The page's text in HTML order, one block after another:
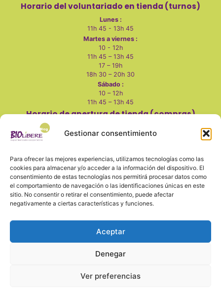
Gestionar consentimiento
Para ofrecer las mejores experiencias, utilizamos tecnologías como las
cookies para almacenar y/o acceder a la información del dispositivo. El
consentimiento de estas tecnologías nos permitirá procesar datos como
el comportamiento de navegación o las identificaciones únicas en este
sitio. No consentir o retirar el consentimiento, puede afectar
negativamente a ciertas características y funciones.
Aceptar
Denegar
Ver preferencias
Horario del voluntariado en tienda (turnos)
Lunes :
11h 45 - 13h 45
Martes a viernes :
10 - 12h
11h 45 – 13h 45
17 – 19h
18h 30 – 20h 30
Sábado :
10 – 12h
11h 45 – 13h 45
Horario de apertura de tienda (compras)
Sábados:
10 - 14h
Lunes, domingo y festivos cerrado
También en redes